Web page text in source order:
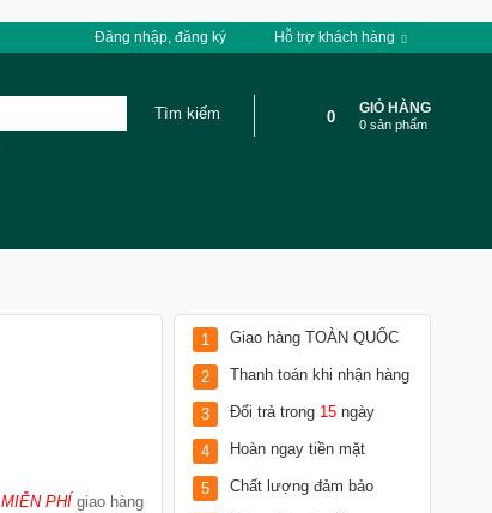
Đăng nhập, đăng ký Hỗ trợ khách hàng
0 GIỎ HÀNG
0 sản phẩm
MIỄN PHÍgiao hàng
1 Giao hàng TOÀN QUỐC
2 Thanh toán khi nhận hàng
3 Đổi trả trong 15ngày
4 Hoàn ngay tiền mặt
5 Chất lượng đảm bảo